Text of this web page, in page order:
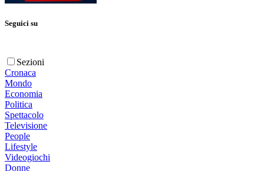
Seguici su
Sezioni
Cronaca
Mondo
Economia
Politica
Spettacolo
Televisione
People
Lifestyle
Videogiochi
Donne